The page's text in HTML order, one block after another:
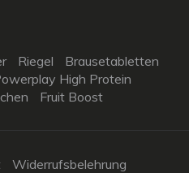
Riegel
Brausetabletten
High Protein
Fruit Boost
Widerrufsbelehrung